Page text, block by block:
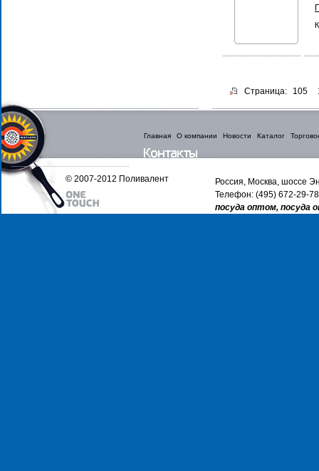
Страница: 105
Главная О компании Новости Каталог
Россия, Москва, шоссе
Телефон: (495) 672-29-
посуда оптом, посуда
© 2007-2012 Поливалент